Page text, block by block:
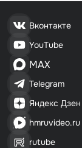
Вконтакте
YouTube
MAX
Telegram
Яндекс Дзен
hmruvideo.ru
rutube